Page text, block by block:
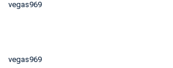
vegas969
vegas969